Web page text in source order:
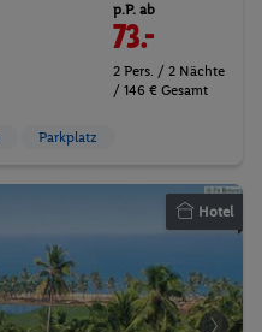
p.P. ab
73.-
2 Pers. / 2 Nächte
/ 146 € Gesamt
Parkplatz
Hotel